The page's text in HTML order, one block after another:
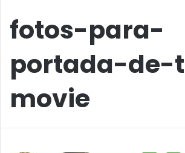
fotos-para-
portada-de-
movie